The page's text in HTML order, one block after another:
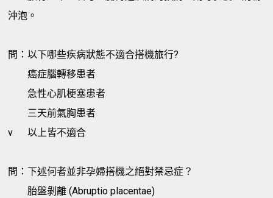
沖泡。
問：以下哪些疾病狀態不適合搭機旅行?
癌症腦轉移患者
急性心肌梗塞患者
三天前氣胸患者
v
以上皆不適合
問：下述何者並非孕婦搭機之絕對禁忌症？
胎盤剝離 (Abruptio placentae)